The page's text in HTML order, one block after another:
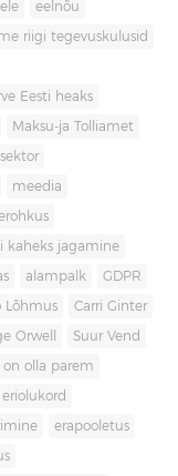
eelnõu
riigi tegevuskulusid
Eesti heaks
Maksu-ja Tolliamet
meedia
kaheks jagamine
alampalk GDPR
Lõhmus Carri Ginter
Orwell Suur Vend
on olla parem
eriolukord
erapooletus